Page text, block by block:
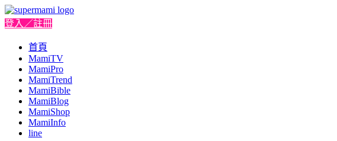
登入／註冊
首頁
MamiTV
MamiPro
MamiTrend
MamiBible
MamiBlog
MamiShop
MamiInfo
line